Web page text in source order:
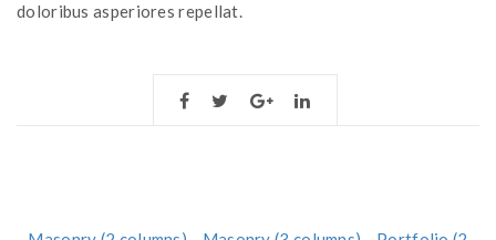
doloribus asperiores repellat.